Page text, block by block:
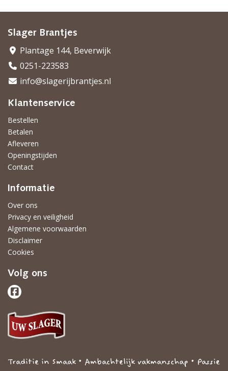
Slager Brantjes
Plantage 144, Beverwijk
0251-223583
info@slagerijbrantjes.nl
Klantenservice
Bestellen
Betalen
Afleveren
Openingstijden
Contact
Informatie
Over ons
Privacy en veiligheid
Algemene voorwaarden
Disclaimer
Cookies
Volg ons
Traditie in Smaak • Ambachtelijk vakmanschap • Passie